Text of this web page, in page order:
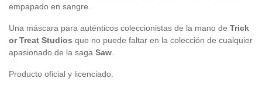
empapado en sangre.
Una máscara para auténticos coleccionistas de la mano de Trick
or Treat Studios que no puede faltar en la colección de cualquier
apasionado de la saga Saw
Producto oficial y licenciado.